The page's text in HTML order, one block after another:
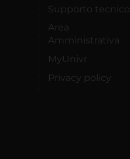
Supporto tecnico
Area
Amministrativa
MyUnivr
Privacy policy